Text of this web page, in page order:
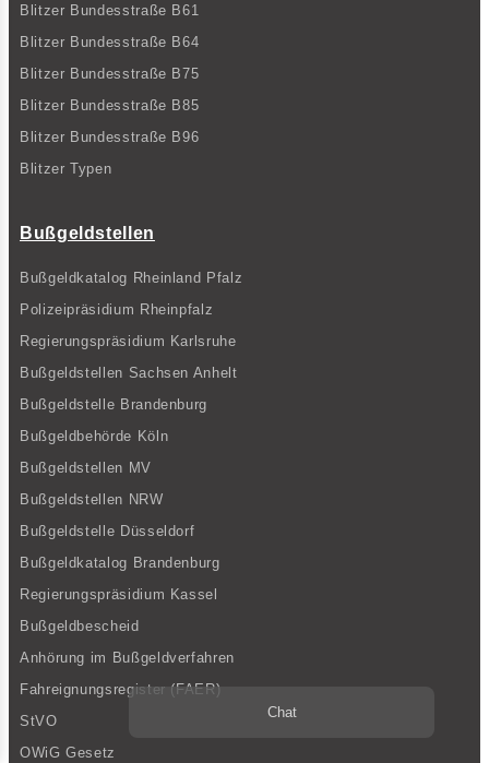
Chat
Blitzer Bundesstraße B61
Blitzer Bundesstraße B64
Blitzer Bundesstraße B75
Blitzer Bundesstraße B85
Blitzer Bundesstraße B96
Blitzer Typen
Bußgeldstellen
Bußgeldkatalog Rheinland Pfalz
Polizeipräsidium Rheinpfalz
Regierungspräsidium Karlsruhe
Bußgeldstellen Sachsen Anhelt
Bußgeldstelle Brandenburg
Bußgeldbehörde Köln
Bußgeldstellen MV
Bußgeldstellen NRW
Bußgeldstelle Düsseldorf
Bußgeldkatalog Brandenburg
Regierungspräsidium Kassel
Bußgeldbescheid
Anhörung im Bußgeldverfahren
Fahreignungsregister (FAER)
StVO
OWiG Gesetz